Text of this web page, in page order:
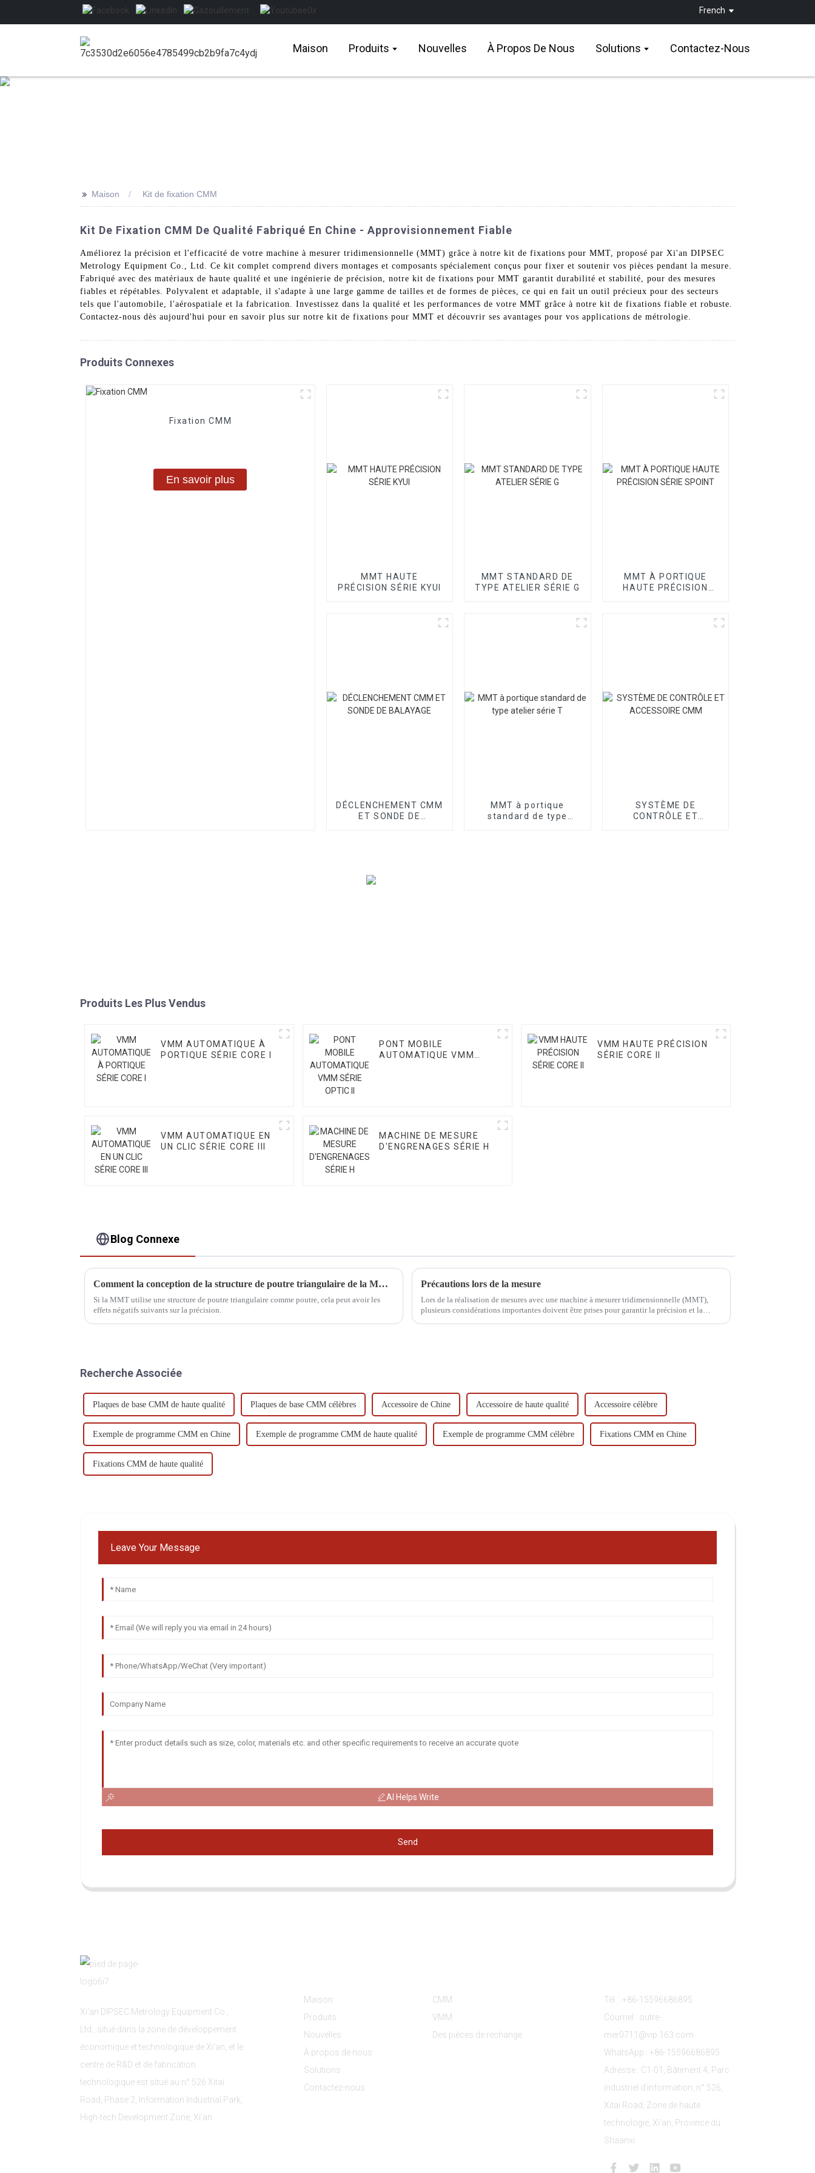
French
Maison Produits Nouvelles À Propos De Nous Solutions Contactez-Nous
>> Maison Kit de fixation CMM
Kit De Fixation CMM De Qualité Fabriqué En Chine - Approvisionnement Fiable
Améliorez la précision et l'efficacité de votre machine à mesurer tridimensionnelle (MMT) grâce à notre kit de fixations pour MMT, proposé par Xi'an DIPSEC
Metrology Equipment Co., Ltd. Ce kit complet comprend divers montages et composants spécialement conçus pour fixer et soutenir vos pièces pendant la mesure.
Fabriqué avec des matériaux de haute qualité et une ingénierie de précision, notre kit de fixations pour MMT garantit durabilité et stabilité, pour des mesures
fiables et répétables. Polyvalent et adaptable, il s'adapte à une large gamme de tailles et de formes de pièces, ce qui en fait un outil précieux pour des secteurs
tels que l'automobile, l'aérospatiale et la fabrication. Investissez dans la qualité et les performances de votre MMT grâce à notre kit de fixations fiable et robuste.
Contactez-nous dès aujourd'hui pour en savoir plus sur notre kit de fixations pour MMT et découvrir ses avantages pour vos applications de métrologie.
Produits Connexes
Fixation CMM
En savoir plus
MMT HAUTE
PRÉCISION SÉRIE KYUI
MMT STANDARD DE
TYPE ATELIER SÉRIE G
MMT À PORTIQUE
HAUTE PRÉCISION
DÉCLENCHEMENT CMM
ET SONDE DE
MMT à portique
standard de type
SYSTÈME DE
CONTRÔLE ET
Produits Les Plus Vendus
VMM AUTOMATIQUE À
PORTIQUE SÉRIE CORE I
PONT MOBILE
AUTOMATIQUE VMM
VMM HAUTE PRÉCISION
SÉRIE CORE II
VMM AUTOMATIQUE EN
UN CLIC SÉRIE CORE III
MACHINE DE MESURE
D'ENGRENAGES SÉRIE H
Blog Connexe
Comment la conception de la structure de poutre triangulaire de la MMT affecte-t-elle la précision ?
Si la MMT utilise une structure de poutre triangulaire comme poutre, cela peut avoir les
effets négatifs suivants sur la précision.
Précautions lors de la mesure
Lors de la réalisation de mesures avec une machine à mesurer tridimensionnelle (MMT),
plusieurs considérations importantes doivent être prises pour garantir la précision et la
Recherche Associée
Plaques de base CMM de haute qualité Plaques de base CMM célèbres Accessoire de Chine Accessoire de haute qualité Accessoire célèbre
Exemple de programme CMM en Chine Exemple de programme CMM de haute qualité Exemple de programme CMM célèbre Fixations CMM en Chine
Fixations CMM de haute qualité
Leave Your Message
AI Helps Write
Send
Xi'an DIPSEC Metrology Equipment Co.,
Ltd., situé dans la zone de développement
économique et technologique de Xi'an, et le
centre de R&D et de fabrication
technologique est situé au n° 526 Xitai
Road, Phase 2, Information Industrial Park,
High-tech Development Zone, Xi'an.
Maison
Produits
Nouvelles
À propos de nous
Solutions
Contactez-nous
CMM
VMM
Des pièces de rechange
Tél. : +86-15596686895
Courriel : outre-
mer0711@vip.163.com
WhatsApp : +86-15596686895
Adresse : C1-01, Bâtiment 4, Parc
industriel d'information, n° 526,
Xitai Road, Zone de haute
technologie, Xi'an, Province du
Shaanxi